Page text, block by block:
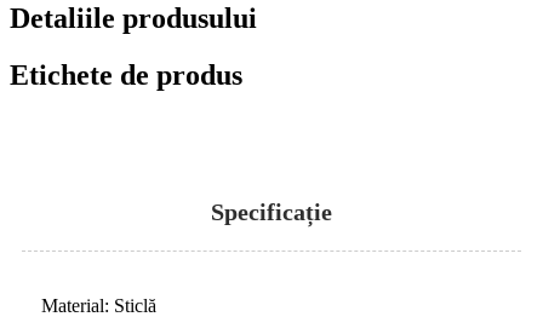
Detaliile produsului
Etichete de produs
Specificație
Material: Sticlă